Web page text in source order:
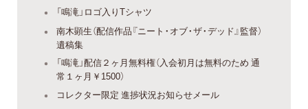
「鳴滝」ロゴ入りTシャツ
南木顕生（配信作品『ニート・オブ・ザ・デッド』監督）
遺稿集
「鳴滝」配信２ヶ月無料権（入会初月は無料のため 通
常１ヶ月￥1500）
コレクター限定 進捗状況お知らせメール